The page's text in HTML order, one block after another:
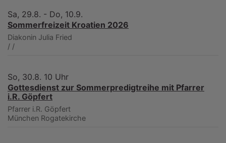
Sa, 29.8. - Do, 10.9.
Sommerfreizeit Kroatien 2026
Diakonin Julia Fried
/ /
So, 30.8. 10 Uhr
Gottesdienst zur Sommerpredigtreihe mit Pfarrer
i.R. Göpfert
Pfarrer i.R. Göpfert
München Rogatekirche